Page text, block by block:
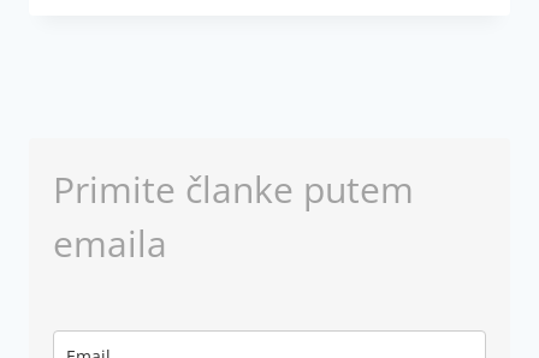
Primite članke putem
emaila